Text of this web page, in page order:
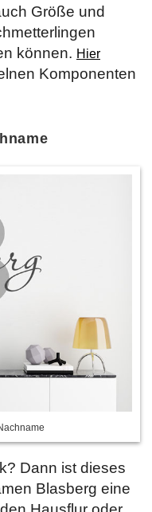
Größe und
können. Hier
Komponenten
Dann ist dieses
Blasberg eine